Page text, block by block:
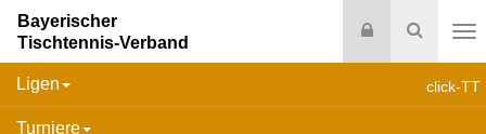
Suche
Login
Bayerischer
Tischtennis-Verband
click-TT
Ligen
Turniere